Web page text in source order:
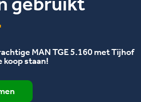
MAN TGE 5.160 met Tijhof
koop staan!